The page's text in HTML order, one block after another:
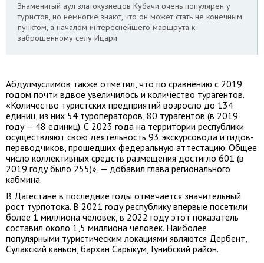
Знаменитый аул златокузнецов Кубачи очень популярен у
туристов, но немногие знают, что он может стать не конечным
пунктом, а началом интереснейшего маршрута к
заброшенному селу Ицари
Абдулмуслимов также отметил, что по сравнению с 2019
годом почти вдвое увеличилось и количество турагентов.
«Количество туристских предприятий возросло до 134
единиц, из них 54 туроператоров, 80 турагентов (в 2019
году — 48 единиц). С 2023 года на территории республики
осуществляют свою деятельность 93 экскурсовода и гидов-
переводчиков, прошедших федеральную аттестацию. Общее
число коллективных средств размещения достигло 601 (в
2019 году было 255)», — добавил глава регионального
кабмина.
В Дагестане в последние годы отмечается значительный
рост турпотока. В 2021 году республику впервые посетили
более 1 миллиона человек, в 2022 году этот показатель
составил около 1,5 миллиона человек. Наиболее
популярными туристическим локациями являются Дербент,
Сулакский каньон, бархан Сарыкум, Гунибский район.